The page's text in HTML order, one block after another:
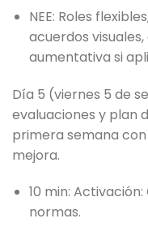
NEE: Roles
acuerdos
aumentativa si
Día 5 (viernes 5 de
evaluaciones y plan
primera semana
mejora.
10 min:
normas.